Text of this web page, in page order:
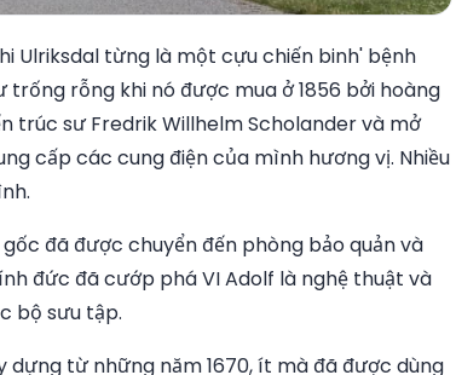
Ulriksdal từng là một cựu chiến binh' bệnh
trống rỗng khi nó được mua ở 1856 bởi hoàng
trúc sư Fredrik Willhelm Scholander và mở
cấp các cung điện của mình hương vị. Nhiều
đã được chuyển đến phòng bảo quản và
đức đã cướp phá VI Adolf là nghệ thuật và
bộ sưu tập.
từ những năm 1670, ít mà đã được dùng